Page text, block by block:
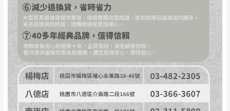
予保留(訂單自動取消)。
▪️無回收家具服務，若需回收家具可聯絡當地請清
潔隊回收,免付費清運專線：0800-085-717。